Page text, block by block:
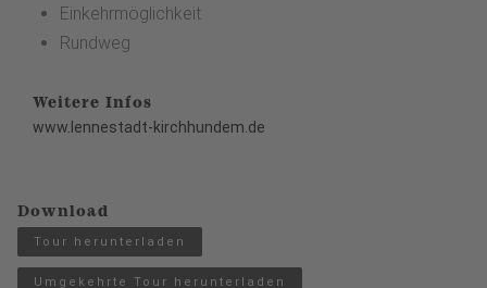
Einkehrmöglichkeit
Rundweg
Weitere Infos
www.lennestadt-kirchhundem.de
Download
Tour herunterladen
Umgekehrte Tour herunterladen